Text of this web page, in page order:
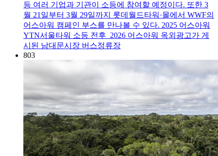
등 여러 기업과 기관이 소등에 참여할 예정이다. 또한 3
월 21일부터 3월 29일까지 롯데월드타워·몰에서 WWF의
어스아워 캠페인 부스를 만나볼 수 있다. 2025 어스아워
YTN서울타워 소등 전후 2026 어스아워 옥외광고가 게
시된 남대문시장 버스정류장
803